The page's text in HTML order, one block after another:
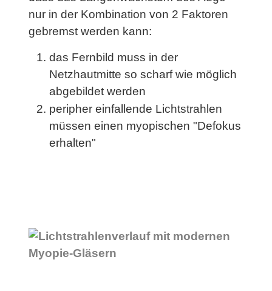
nur in der Kombination von 2 Faktoren
gebremst werden kann:
das Fernbild muss in der
Netzhautmitte so scharf wie möglich
abgebildet werden
peripher einfallende Lichtstrahlen
müssen einen myopischen "Defokus
erhalten"